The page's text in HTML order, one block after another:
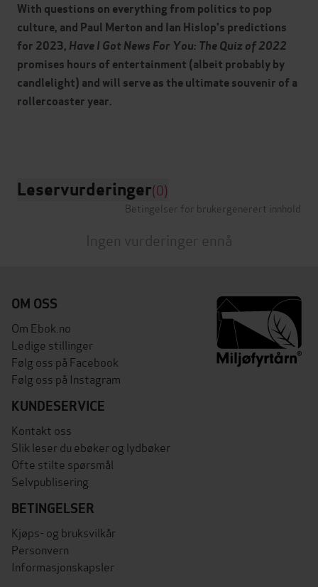
With questions on everything from politics to pop
culture, and Paul Merton and Ian Hislop's predictions
for 2023, Have I Got News For You: The Quiz of 2022
promises hours of entertainment (albeit probably by
candlelight) and will serve as the ultimate souvenir of a
rollercoaster year.
Leservurderinger(0)
Betingelser for brukergenerert innhold
Ingen vurderinger ennå
OM OSS
Om Ebok.no
Ledige stillinger
Følg oss på Facebook
Følg oss på Instagram
KUNDESERVICE
Kontakt oss
Slik leser du ebøker og lydbøker
Ofte stilte spørsmål
Selvpublisering
BETINGELSER
Kjøps- og bruksvilkår
Personvern
Informasjonskapsler